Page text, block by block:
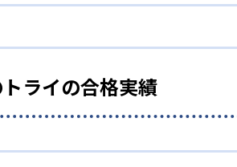
験予備校のトライ」を開校している
ライの合格実績
合格実績は？